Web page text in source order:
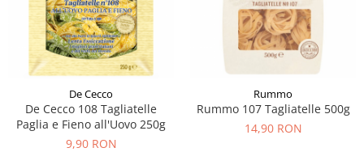
De Cecco
De Cecco 108 Tagliatelle
Paglia e Fieno all'Uovo 250g
9,90 RON
Rummo
Rummo 107 Tagliatelle 500g
14,90 RON